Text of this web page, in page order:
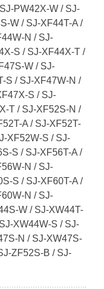
PW42X-W / SJ-
W / SJ-XF44T-A /
N / SJ-
S / SJ-XF44X-T /
W / SJ-
S / SJ-XF47W-N /
S / SJ-
T / SJ-XF52S-N /
A / SJ-XF52T-
XF52W-S / SJ-
S / SJ-XF56T-A /
N / SJ-
S / SJ-XF60T-A /
N / SJ-
W / SJ-XW44T-
XW44W-S / SJ-
N / SJ-XW47S-
ZF52S-B / SJ-